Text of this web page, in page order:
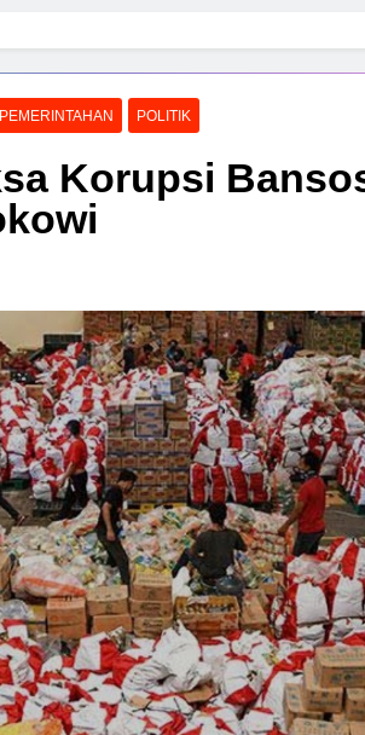
PEMERINTAHAN POLITIK
Korupsi